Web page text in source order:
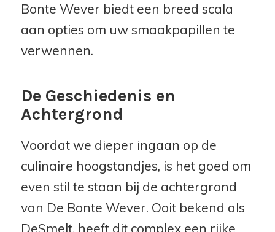
Bonte Wever biedt een breed scala
aan opties om uw smaakpapillen te
verwennen.
De Geschiedenis en
Achtergrond
Voordat we dieper ingaan op de
culinaire hoogstandjes, is het goed om
even stil te staan bij de achtergrond
van De Bonte Wever. Ooit bekend als
DeSmelt, heeft dit complex een rijke